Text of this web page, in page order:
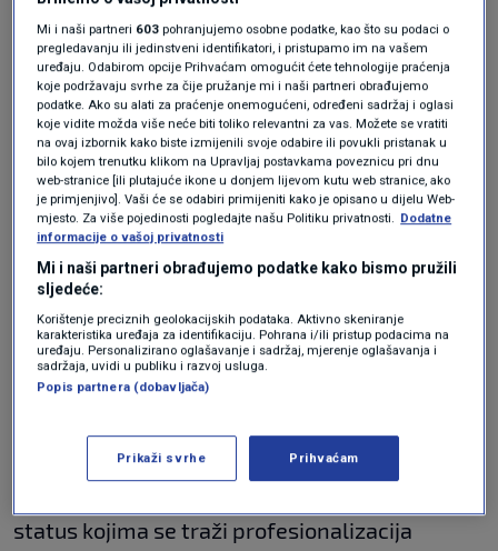
Inicijativa traži i dostupnije socijalne usluge na
cijelom području Hrvatske, čime bi se bitno
popravio položaj djece s teškoćama i osoba s
invaliditetom. Zahtijevaju i veću podršku
obiteljima i rasterećenje roditelja njegovatelja,
naročito u jednoroditeljskim obiteljima,
obiteljima s više djece s teškoćama te
obiteljima sa životno ugroženom djecom.
Prosvjed zahtijeva već regulirana pitanja
zahtijeva već regulirana pitanja, poput
status kojima se traži profesionalizacija
Mi i naši partneri 603 pohranjujemo osobne podatke, kao što su podaci o
pregledavanju ili jedinstveni identifikatori, i pristupamo im na vašem
uređaju. Odabirom opcije Prihvaćam omogućit ćete tehnologije praćenja
koje podržavaju svrhe za čije pružanje mi i naši partneri obrađujemo
podatke. Ako su alati za praćenje onemogućeni, određeni sadržaj i oglasi
koje vidite možda više neće biti toliko relevantni za vas. Možete se vratiti
na ovaj izbornik kako biste izmijenili svoje odabire ili povukli pristanak u
bilo kojem trenutku klikom na Upravljaj postavkama poveznicu pri dnu
web-stranice [ili plutajuće ikone u donjem lijevom kutu web stranice, ako
je primjenjivo]. Vaši će se odabiri primijeniti kako je opisano u dijelu Web-
mjesto. Za više pojedinosti pogledajte našu Politiku privatnosti. Dodatne
informacije o vašoj privatnosti
Mi i naši partneri obrađujemo podatke kako bismo pružili
sljedeće:
Korištenje preciznih geolokacijskih podataka. Aktivno skeniranje
karakteristika uređaja za identifikaciju. Pohrana i/ili pristup podacima na
uređaju. Personalizirano oglašavanje i sadržaj, mjerenje oglašavanja i
sadržaja, uvidi u publiku i razvoj usluga.
Popis partnera (dobavljača)
Prikaži svrhe Prihvaćam